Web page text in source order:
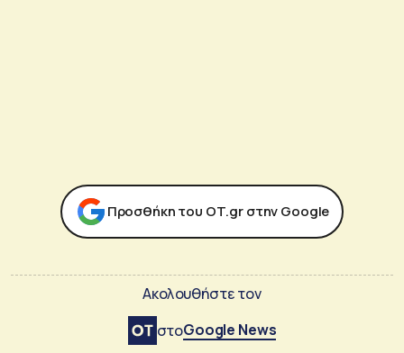
Προσθήκη του ΟΤ.gr στην Google
Ακολουθήστε τον
στοGoogle News